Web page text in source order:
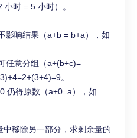
时 = 5 小时）。
影响结果（a+b = b+a），如
任意分组（a+(b+c)=
。
仍得原数（a+0=a），如
中移除另一部分，求剩余量的